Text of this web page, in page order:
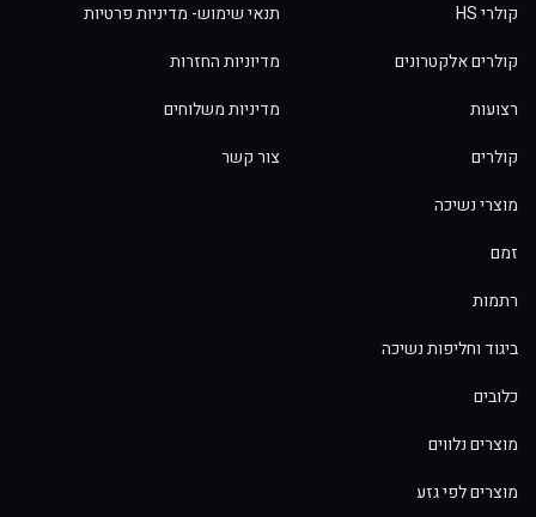
קולרי HS
קולרים אלקטרונים
רצועות
קולרים
מוצרי נשיכה
זמם
רתמות
ביגוד וחליפות נשיכה
כלובים
מוצרים נלווים
מוצרים לפי גזע
תנאי שימוש- מדיניות פרטיות
מדיוניות החזרות
מדיניות משלוחים
צור קשר